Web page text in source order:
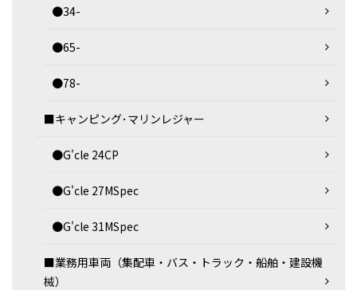
●34-
●65-
●78-
■キャンピング･マリンレジャー
●G'cle 24CP
●G'cle 27MSpec
●G'cle 31MSpec
■業務用車両（集配車・バス・トラック・船舶・建設機
械）